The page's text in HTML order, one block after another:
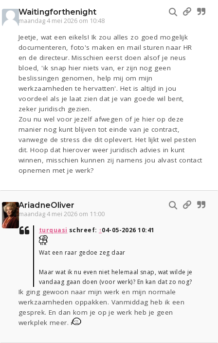
Waitingforthenight
maandag 4 mei 2026 om 10:48
Jeetje, wat een eikels! Ik zou alles zo goed mogelijk
documenteren, foto's maken en mail sturen naar HR
en de directeur. Misschien eerst doen alsof je neus
bloed, 'ik snap hier niets van, er zijn nog geen
beslissingen genomen, help mij om mijn
werkzaamheden te hervatten'. Het is altijd in jou
voordeel als je laat zien dat je van goede wil bent,
zeker juridisch gezien.
Zou nu wel voor jezelf afwegen of je hier op deze
manier nog kunt blijven tot einde van je contract,
vanwege de stress die dit oplevert. Het lijkt wel pesten
dit. Hoop dat hierover weer juridisch advies in kunt
winnen, misschien kunnen zij namens jou alvast contact
opnemen met je werk?
AriadneOliver
maandag 4 mei 2026 om 11:00
turquasi schreef: ↑04-05-2026 10:41
Wat een raar gedoe zeg daar
Maar wat ik nu even niet helemaal snap, wat wilde je
vandaag gaan doen (voor werk)? En kan dat zo nog?
Ik ging gewoon naar mijn werk en mijn normale
werkzaamheden oppakken. Vanmiddag heb ik een
gesprek. En dan kom je op je werk heb je geen
werkplek meer.